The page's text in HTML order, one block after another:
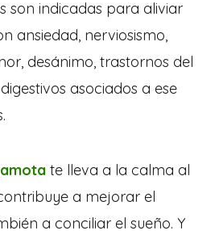
son indicadas para aliviar
ansiedad, nerviosismo,
desánimo, trastornos del
asociados a ese
te lleva a la calma al
a mejorar el
a conciliar el sueño. Y